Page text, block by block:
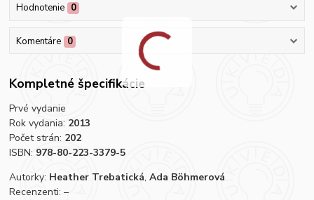
Hodnotenie 0
Komentáre 0
Kompletné špecifikácie
Prvé vydanie
Rok vydania: 2013
Počet strán: 202
ISBN: 978-80-223-3379-5
Autorky: Heather Trebatická,Ada Böhmerová
Recenzenti: –